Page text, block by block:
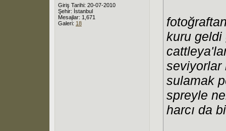
Giriş Tarihi: 20-07-2010
Şehir: İstanbul
Mesajlar: 1,671
Galeri: 18
kuru geldi
seviyorlar
sulamak
spreyle
harcı da